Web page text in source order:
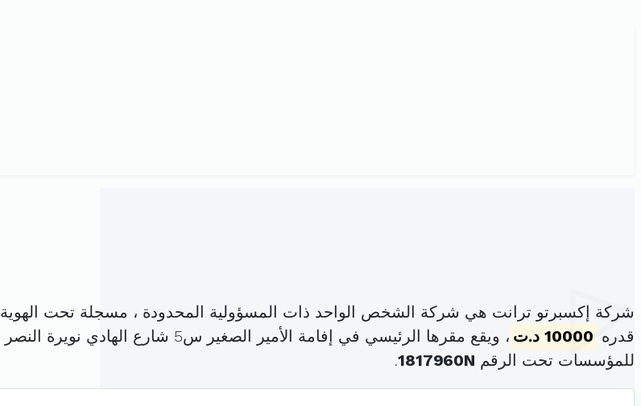
شركة إكسبرتو ترانت هي شركة الشخص الواحد ذات المسؤولية المحدودة ، مسجلة تحت الهوية
قدره 10000 د.ت ، ويقع مقرها الرئيسي في إفامة الأمير الصغير س5 شارع الهادي نويرة النصر 1 اريانة المدينة (
للمؤسسات تحت الرقم 1817960N
.